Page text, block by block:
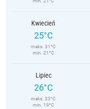
Kwiecień
25°C
maks. 31°C
min. 21°C
Lipiec
26°C
maks. 33°C
min. 19°C